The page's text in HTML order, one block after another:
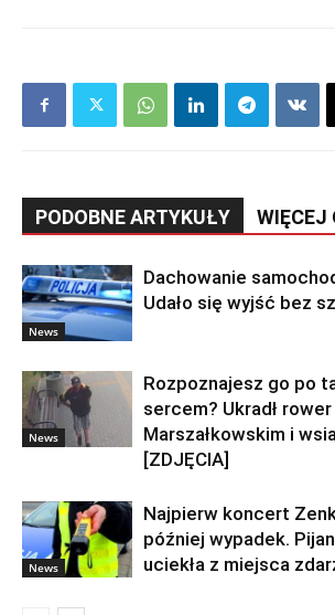
PODOBNE ARTYKUŁY WIĘCEJ
News
Dachowanie
Udało się wyjść bez
News
Rozpoznajesz go po
sercem? Ukradł
Marszałkowskim i
[ZDJĘCIA]
News
Najpierw koncert
później wypadek.
uciekła z miejsca